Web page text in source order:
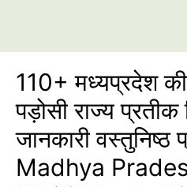
110+ मध्यप्रदेश की
पड़ोसी राज्य
जानकारी वस्तुनिष्ठ
Madhya